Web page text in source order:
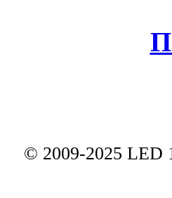
© 2009-2025 LED